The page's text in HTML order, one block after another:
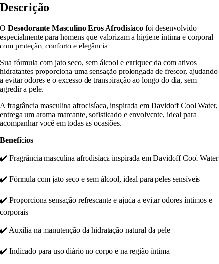
Descrição
O Desodorante Masculino Eros Afrodisíaco foi desenvolvido
especialmente para homens que valorizam a higiene íntima e corporal
com proteção, conforto e elegância.
Sua fórmula com jato seco, sem álcool e enriquecida com ativos
hidratantes proporciona uma sensação prolongada de frescor, ajudando
a evitar odores e o excesso de transpiração ao longo do dia, sem
agredir a pele.
A fragrância masculina afrodisíaca, inspirada em Davidoff Cool Water,
entrega um aroma marcante, sofisticado e envolvente, ideal para
acompanhar você em todas as ocasiões.
Benefícios
✔️ Fragrância masculina afrodisíaca inspirada em Davidoff Cool Water
✔️ Fórmula com jato seco e sem álcool, ideal para peles sensíveis
✔️ Proporciona sensação refrescante e ajuda a evitar odores íntimos e
corporais
✔️ Auxilia na manutenção da hidratação natural da pele
✔️ Indicado para uso diário no corpo e na região íntima